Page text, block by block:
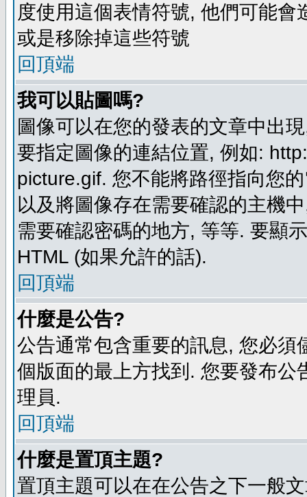
度使用這個表情符號, 他們可能
或是移除掉這些符號
回頂端
我可以貼圖嗎?
圖像可以在您的發表的文章中出
要指定圖像的連結位置, 例如:
picture.gif. 您不能將路徑指向您
以及將圖像存在需要確認的主機
需要確認密碼的地方, 等等. 要顯
HTML (如果允許的話).
回頂端
什麼是公告?
公告通常包含重要的訊息, 您必
個版面的最上方找到. 您要發布
理員.
回頂端
什麼是置頂主題?
置頂主題可以在在公告之下一般